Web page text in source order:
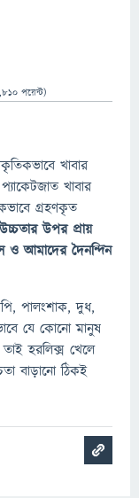
পয়েন্ট)
খাবার
খাবার
গ্রহণকৃত
উপর প্রায়
ও আমাদের দৈনন্দিন
পালংশাক, দুধ,
যে কোনো মানুষ
হরলিক্স খেলে
বাড়ানো ঠিকই